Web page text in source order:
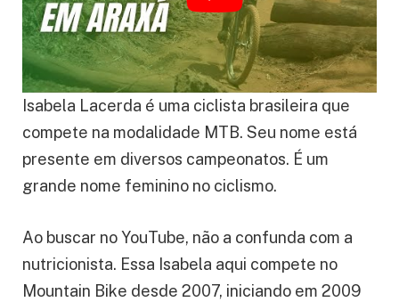
Isabela Lacerda é uma ciclista brasileira que
compete na modalidade MTB. Seu nome está
presente em diversos campeonatos. É um
grande nome feminino no ciclismo.
Ao buscar no YouTube, não a confunda com a
nutricionista. Essa Isabela aqui compete no
Mountain Bike desde 2007, iniciando em 2009